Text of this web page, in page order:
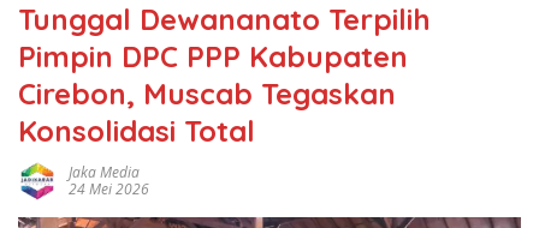
Tunggal Dewananato Terpilih
Pimpin DPC PPP Kabupaten
Cirebon, Muscab Tegaskan
Konsolidasi Total
Jaka Media
24 Mei 2026